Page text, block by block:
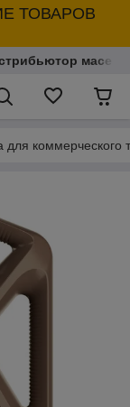
ТОВАРОВ
масел
коммерческого